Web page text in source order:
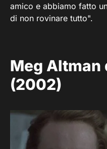
amico e abbiamo fatto
di non rovinare tutto".
Meg Altman
(2002)